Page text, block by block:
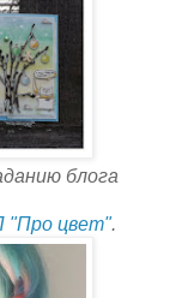
блога
"Про цвет".